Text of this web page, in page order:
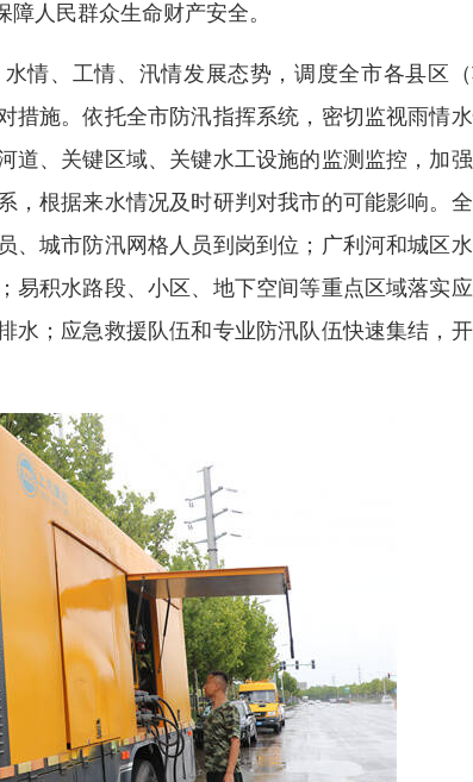
人民群众生命财产安全。
情、工情、汛情发展态势，调度全市各县区
措施。依托全市防汛指挥系统，密切监视雨情
道、关键区域、关键水工设施的监测监控，加
，根据来水情况及时研判对我市的可能影响。
、城市防汛网格人员到岗到位；广利河和城区
易积水路段、小区、地下空间等重点区域落实
水；应急救援队伍和专业防汛队伍快速集结，